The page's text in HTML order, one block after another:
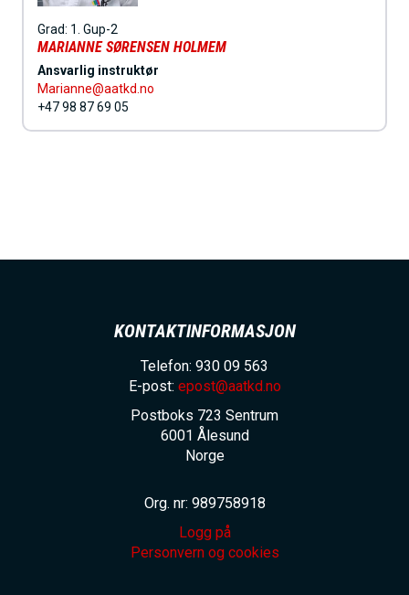
Grad: 1. Gup-2
MARIANNE SØRENSEN HOLMEM
Ansvarlig instruktør
Marianne@aatkd.no
+47 98 87 69 05
KONTAKTINFORMASJON
Telefon: 930 09 563
E-post: epost@aatkd.no
Postboks 723 Sentrum
6001 Ålesund
Norge
Org. nr: 989758918
Logg på
Personvern og cookies